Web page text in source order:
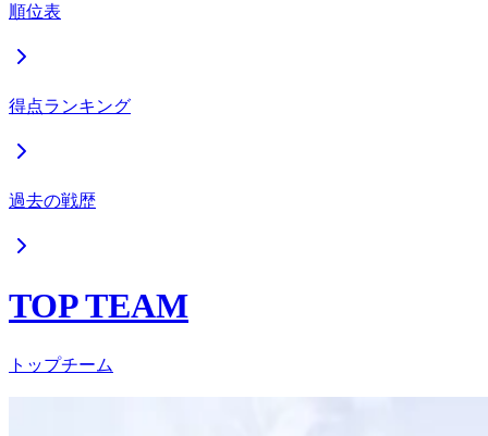
順位表
得点ランキング
過去の戦歴
TOP TEAM
トップチーム